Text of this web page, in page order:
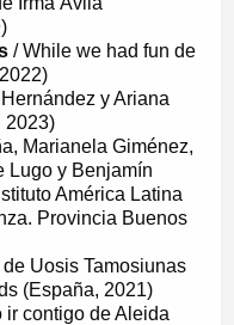
/ While we had fun de
y Ariana
2023)
Marianela Giménez,
Lugo y Benjamín
América Latina
Provincia Buenos
Uosis Tamosiunas
(España, 2021)
ir contigo de Aleida